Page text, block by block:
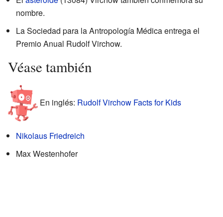
nombre.
La Sociedad para la Antropología Médica entrega el
Premio Anual Rudolf Virchow.
Véase también
En inglés: Rudolf Virchow Facts for Kids
Nikolaus Friedreich
Max Westenhofer